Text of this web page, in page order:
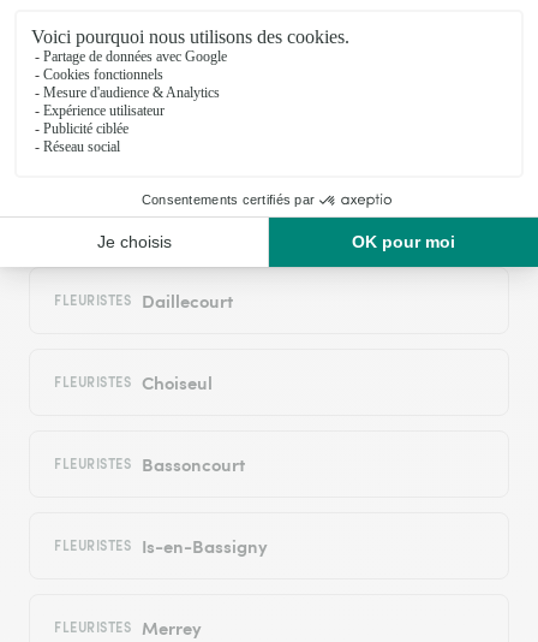
FLEURISTES Rangecourt
FLEURISTES
FLEURISTES Val-de-Meuse
FLEURISTES Daillecourt
FLEURISTES Choiseul
FLEURISTES Bassoncourt
FLEURISTES Is-en-Bassigny
FLEURISTES Merrey